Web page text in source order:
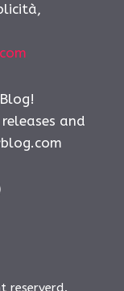
and
reserverd.